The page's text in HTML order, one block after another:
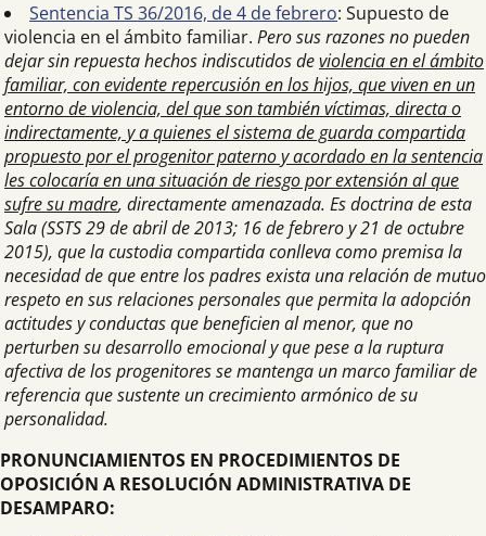
Sentencia TS 36/2016, de 4 de febrero: Supuesto de
violencia en el ámbito familiar. Pero sus razones no pueden
dejar sin repuesta hechos indiscutidos deviolencia en el ámbito
familiar, con evidente repercusión en los hijos, que viven en un
entorno de violencia, del que son también víctimas, directa o
indirectamente, y a quienes el sistema de guarda compartida
propuesto por el progenitor paterno y acordado en la sentencia
les colocaría en una situación de riesgo por extensión al que
sufre su madre, directamente amenazada. Es doctrina de esta
Sala (SSTS 29 de abril de 2013; 16 de febrero y 21 de octubre
2015), que la custodia compartida conlleva como premisa la
necesidad de que entre los padres exista una relación de mutuo
respeto en sus relaciones personales que permita la adopción
actitudes y conductas que beneficien al menor, que no
perturben su desarrollo emocional y que pese a la ruptura
afectiva de los progenitores se mantenga un marco familiar de
referencia que sustente un crecimiento armónico de su
personalidad.
PRONUNCIAMIENTOS EN PROCEDIMIENTOS DE
OPOSICIÓN A RESOLUCIÓN ADMINISTRATIVA DE
DESAMPARO: